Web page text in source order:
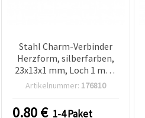
unserer
Partner für
Analyse
Marketing.
Sie können
alle
Stahl Charm-Verbinder
Herzform, silberfarben,
23x13x1 mm, Loch 1 mm,
2 Stück
Artikelnummer: 176810
0.80€ 1-4 Paket